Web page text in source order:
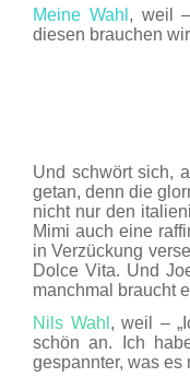
Meine Wahl , weil
diesen brauchen
Und schwört sich,
getan, denn die
nicht nur den
Mimi auch eine
in Verzückung
Dolce Vita. Und
manchmal braucht
Nils Wahl , weil –
schön an. Ich
gespannter, was es